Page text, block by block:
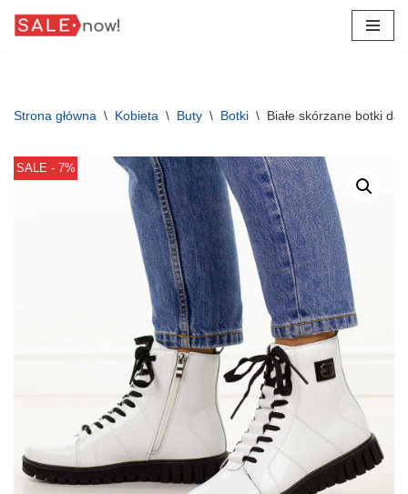
Strona główna \ Kobieta \ Buty \ Botki \ Białe skórzane botki
SALE - 7%